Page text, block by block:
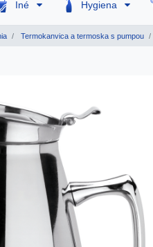
Iné Hygiena
Termokanvica a termoska s pumpou